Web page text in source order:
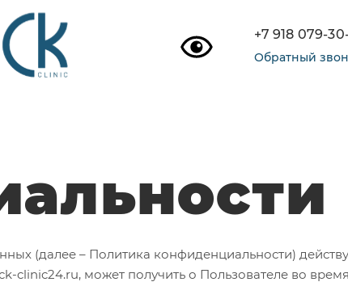
+7 918 079-
Обратный
(далее – Политика конфиденциальности)
может получить о Пользователе во время